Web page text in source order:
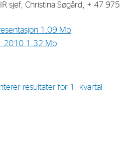
sjef, Christina Søgård, + 47 975
1.09 Mb
2010 1.32 Mb
resultater for 1. kvartal